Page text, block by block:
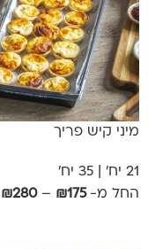
מיני קיש פריך
21 יח' | 35 יח'
החל מ-
₪175
–
₪280